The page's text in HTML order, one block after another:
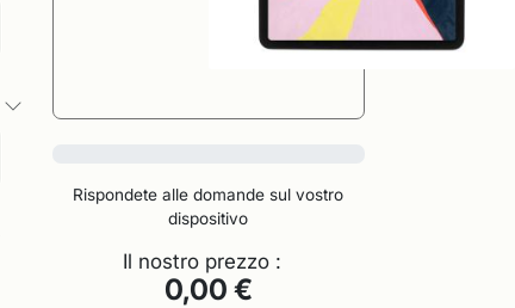
Rispondete alle domande sul vostro
dispositivo
Il nostro prezzo :
0,00 €